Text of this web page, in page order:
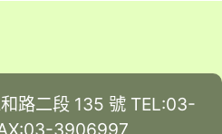
路二段 135 號 TEL:03-
3906997